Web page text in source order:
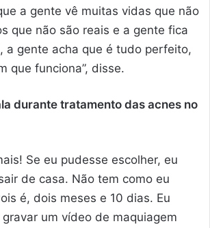
a gente vê muitas vidas que não
que não são reais e a gente fica
a gente acha que é tudo perfeito,
que funciona”, disse.
durante tratamento das acnes no
Se eu pudesse escolher, eu
de casa. Não tem como eu
é, dois meses e 10 dias. Eu
um vídeo de maquiagem